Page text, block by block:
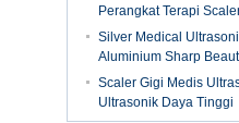
Perangkat Terapi
Silver Medical
Aluminium Sharp
Scaler Gigi Medis
Ultrasonik Daya Tinggi